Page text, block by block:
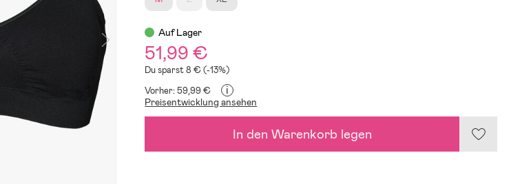
Auf Lager
51,99 €
Du sparst 8 € (-13%)
Vorher: 59,99 €
i
Preisentwicklung ansehen
In den Warenkorb legen